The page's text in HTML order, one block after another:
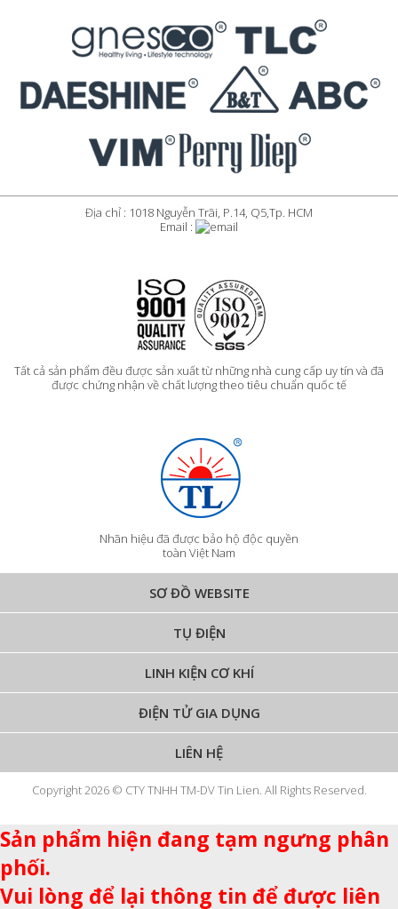
Địa chỉ : 1018 Nguyễn Trãi, P.14, Q5,Tp. HCM
Email :
Tất cả sản phẩm đều được sản xuất từ những nhà cung cấp uy tín và đã
được chứng nhận về chất lượng theo tiêu chuẩn quốc tế
Nhãn hiệu đã được bảo hộ độc quyền
toàn Việt Nam
SƠ ĐỒ WEBSITE
TỤ ĐIỆN
LINH KIỆN CƠ KHÍ
ĐIỆN TỬ GIA DỤNG
LIÊN HỆ
Copyright 2026 © CTY TNHH TM-DV Tin Lien. All Rights Reserved.
Sản phẩm hiện đang tạm ngưng phân
phối.
Vui lòng để lại thông tin để được liên